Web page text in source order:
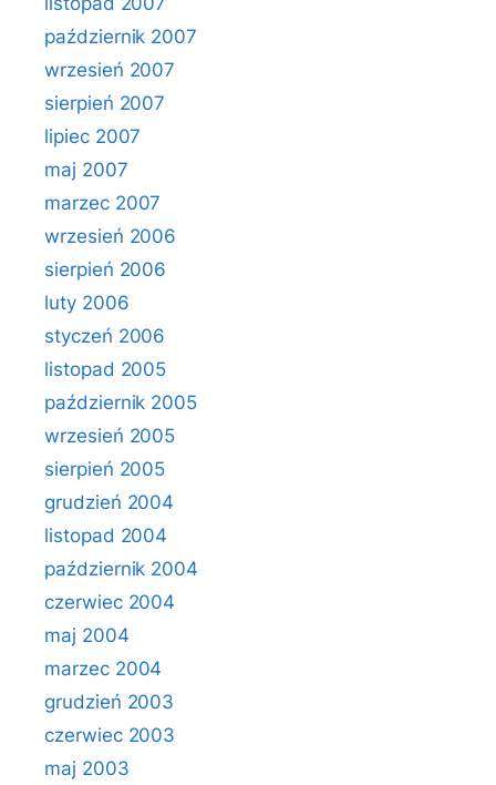
październik 2007
wrzesień 2007
sierpień 2007
lipiec 2007
maj 2007
marzec 2007
wrzesień 2006
sierpień 2006
luty 2006
styczeń 2006
listopad 2005
październik 2005
wrzesień 2005
sierpień 2005
grudzień 2004
listopad 2004
październik 2004
czerwiec 2004
maj 2004
marzec 2004
grudzień 2003
czerwiec 2003
maj 2003